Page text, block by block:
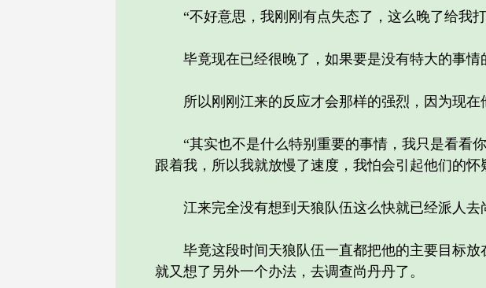
“不好意思，我刚刚有点失态了，这么晚了给我打
毕竟现在已经很晚了，如果要是没有特大的事情
所以刚刚江来的反应才会那样的强烈，因为现在
“其实也不是什么特别重要的事情，我只是看看你
跟着我，所以我就放慢了速度，我怕会引起他们的怀
江来完全没有想到天狼队伍这么快就已经派人去
毕竟这段时间天狼队伍一直都把他的主要目标放
就又想了另外一个办法，去调查尚丹丹了。